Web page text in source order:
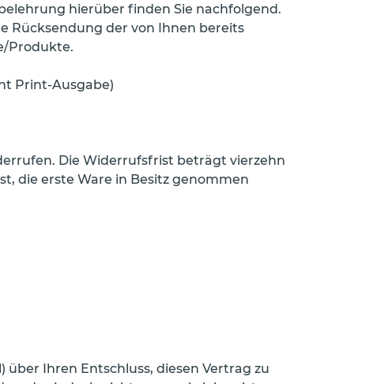
hierüber finden Sie nachfolgend.
Rücksendung der von Ihnen bereits
Produkte.
Print-Ausgabe)
Die Widerrufsfrist beträgt vierzehn
die erste Ware in Besitz genommen
Ihren Entschluss, diesen Vertrag zu